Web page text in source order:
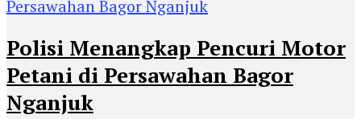
Polisi Menangkap Pencuri Motor
Petani di Persawahan Bagor
Nganjuk